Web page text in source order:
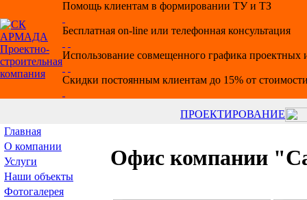
Помощь клиентам в формировании ТУ и ТЗ
Бесплатная on-line или телефонная консультация
Использование совмещенного графика проектных
Скидки постоянным клиентам до 15% от
ПРОЕКТИРОВАНИЕ
Главная
О компании
Услуги
Наши объекты
Фотогалерея
Офис компании